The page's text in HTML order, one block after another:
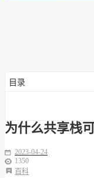
目录
为什么共享栈
2023-04-24
1350
百科